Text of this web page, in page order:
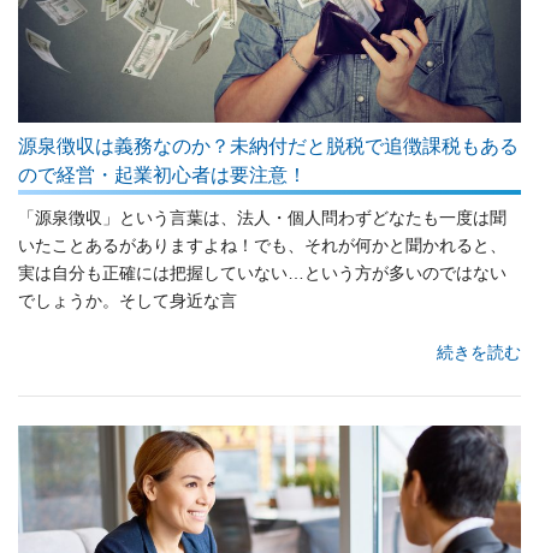
源泉徴収は義務なのか？未納付だと脱税で追徴課税もある
ので経営・起業初心者は要注意！
「源泉徴収」という言葉は、法人・個人問わずどなたも一度は聞
いたことあるがありますよね！でも、それが何かと聞かれると、
実は自分も正確には把握していない…という方が多いのではない
でしょうか。そして身近な言
続きを読む